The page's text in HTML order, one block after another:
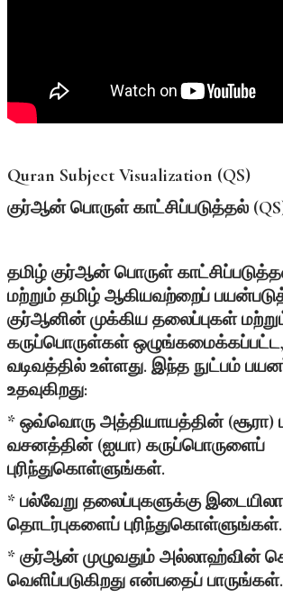
Quran Subject Visualization (QS)
குர்ஆன்பொருள்காட்சிப்படுத்தல்
தமிழ் குர்ஆன் பொருள்
மற்றும் தமிழ் ஆகியவற்றைப்
குர்ஆனின் முக்கிய தலைப்புகள்
கருப்பொருள்கள் ஒழுங்கமைக்கப்பட்ட,
வடிவத்தில் உள்ளது. இந்த நுட்பம்
உதவுகிறது:
* ஒவ்வொரு அத்தியாயத்தின் (சூரா)
வசனத்தின் (ஐயா) கருப்பொருளைப்
புரிந்துகொள்ளுங்கள்.
* பல்வேறு தலைப்புகளுக்கு
தொடர்புகளைப் புரிந்துகொள்ளுங்கள்.
* குர்ஆன் முழுவதும் அல்லாஹ்வின்
வெளிப்படுகிறது என்பதைப் பாருங்கள்.